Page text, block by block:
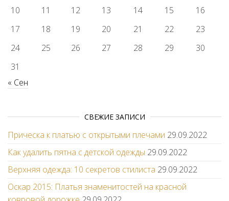
10
11 12 13 14 15
16
17
18 19 20 21 22
23
24
25 26 27 28 29
30
31
« Сен
СВЕЖИЕ ЗАПИСИ
Прическа к платью с открытыми плечами 29.09.2022
Как удалить пятна с детской одежды 29.09.2022
Верхняя одежда: 10 секретов стилиста 29.09.2022
Оскар 2015: Платья знаменитостей на красной